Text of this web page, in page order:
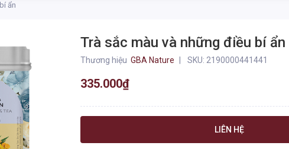
ẩn
Trà sắc màu và những điều bí ẩn
Thương hiệu GBA Nature SKU: 2190000441441
335.000₫
LIÊN HỆ